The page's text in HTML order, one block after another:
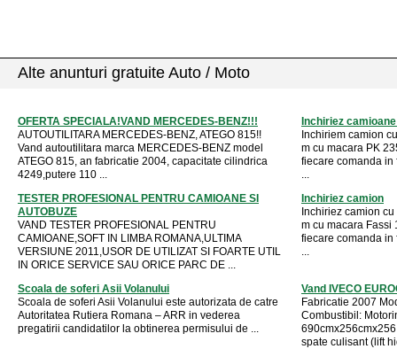
Alte anunturi gratuite Auto / Moto
OFERTA SPECIALA!VAND MERCEDES-BENZ!!!
AUTOUTILITARA MERCEDES-BENZ, ATEGO 815!!
Vand autoutilitara marca MERCEDES-BENZ model
ATEGO 815, an fabricatie 2004, capacitate cilindrica
4249,putere 110 ...
Inchiriez
Inchiriem camion
m cu macara PK
fiecare comanda
...
TESTER PROFESIONAL PENTRU CAMIOANE SI
AUTOBUZE
VAND TESTER PROFESIONAL PENTRU
CAMIOANE,SOFT IN LIMBA ROMANA,ULTIMA
VERSIUNE 2011,USOR DE UTILIZAT SI FOARTE UTIL
IN ORICE SERVICE SAU ORICE PARC DE ...
Inchiriez camion
Inchiriez camion
m cu macara Fassi
fiecare comanda
...
Scoala de soferi Asii Volanului
Scoala de soferi Asii Volanului este autorizata de catre
Autoritatea Rutiera Romana – ARR in vederea
pregatirii candidatilor la obtinerea permisului de ...
Vand IVECO
Fabricatie 2007
Combustibil:
spate culisant (lift